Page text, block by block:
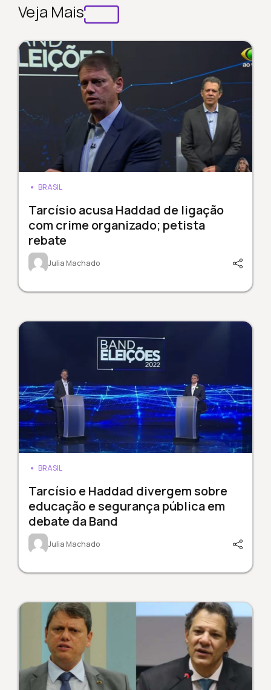
Veja Mais
BRASIL
Tarcísio acusa Haddad de ligação
com crime organizado; petista
rebate
Julia Machado
BRASIL
Tarcísio e Haddad divergem sobre
educação e segurança pública em
debate da Band
Julia Machado